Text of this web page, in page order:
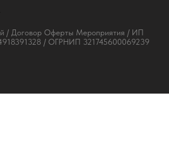
/ Договор Оферты Мероприятия / ИП
/ ОГРНИП 321745600069239